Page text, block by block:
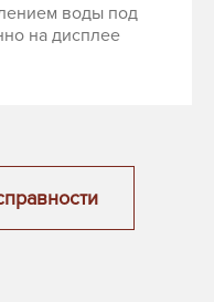
воды под
на дисплее